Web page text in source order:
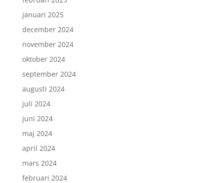
januari 2025
december 2024
november 2024
oktober 2024
september 2024
augusti 2024
juli 2024
juni 2024
maj 2024
april 2024
mars 2024
februari 2024